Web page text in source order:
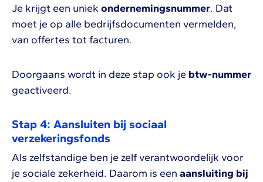
Je krijgt een uniek ondernemingsnummer. Dat
moet je op alle bedrijfsdocumenten vermelden,
van offertes tot facturen.
Doorgaans wordt in deze stap ook je btw-nummer
geactiveerd.
Stap 4: Aansluiten bij sociaal
verzekeringsfonds
Als zelfstandige ben je zelf verantwoordelijk voor
je sociale zekerheid. Daarom is een aansluiting bij